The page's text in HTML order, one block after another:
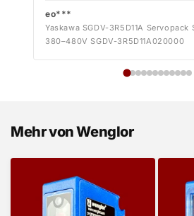
eo***
Yaskawa SGDV-3R5D11A
380–480V SGDV-3R5D11A020000
Mehr von Wenglor